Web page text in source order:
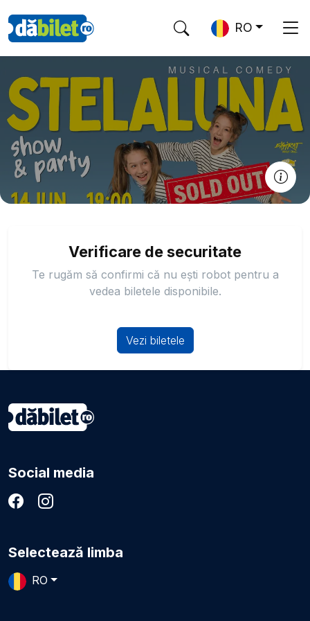
RO
Verificare de securitate
Te rugăm să confirmi că nu ești robot pentru a
vedea biletele disponibile.
Vezi biletele
Social media
Selectează limba
RO